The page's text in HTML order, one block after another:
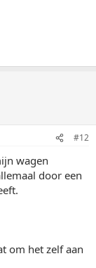
#12
wagen
door een
om het zelf aan